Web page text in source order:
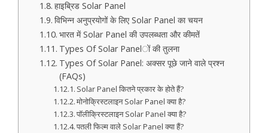
हाइब्रिड Solar Panel
विभिन्न अनुप्रयोगों के लिए Solar Panel का चयन
भारत में Solar Panel की उपलब्धता और कीमतें
Types Of Solar Panelों की तुलना
Types Of Solar Panel: अक्सर पूछे जाने वाले प्रश्न
(FAQs)
Solar Panel कितने प्रकार के होते हैं?
मोनोक्रिस्टलाइन Solar Panel क्या है?
पॉलीक्रिस्टलाइन Solar Panel क्या है?
पतली फिल्म वाले Solar Panel क्या हैं?